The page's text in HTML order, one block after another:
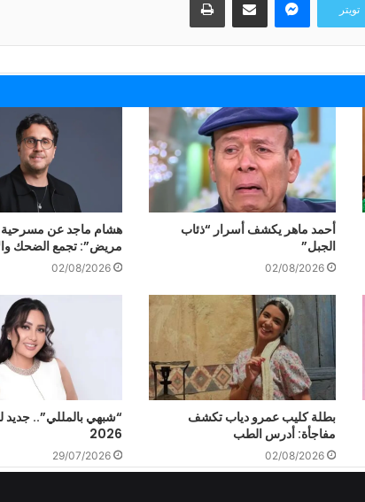
تويتر
أحمد ماهر يكشف أسرار “ذئاب
الجبل”
02/08/2026
هشام ماجد عن مسرحية
مريض”: تجمع الضحك
02/08/2026
بطلة كليب عمرو دياب تكشف
مفاجأة: أدرس الطب
02/08/2026
“شبهي بالمللي”..
2026
29/07/2026